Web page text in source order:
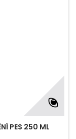
PES 250 ML